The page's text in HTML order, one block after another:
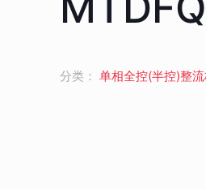
分类： 单相全控(半控)整